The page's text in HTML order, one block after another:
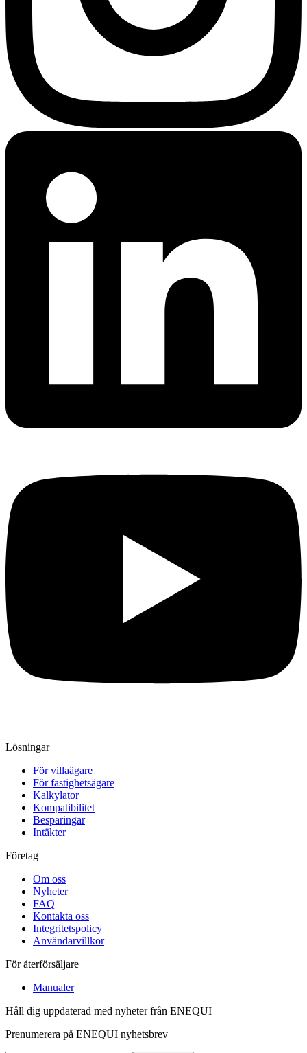
Lösningar
För villaägare
För fastighetsägare
Kalkylator
Kompatibilitet
Besparingar
Intäkter
Företag
Om oss
Nyheter
FAQ
Kontakta oss
Integritetspolicy
Användarvillkor
För återförsäljare
Manualer
Håll dig uppdaterad med nyheter från ENEQUI
Prenumerera på ENEQUI nyhetsbrev